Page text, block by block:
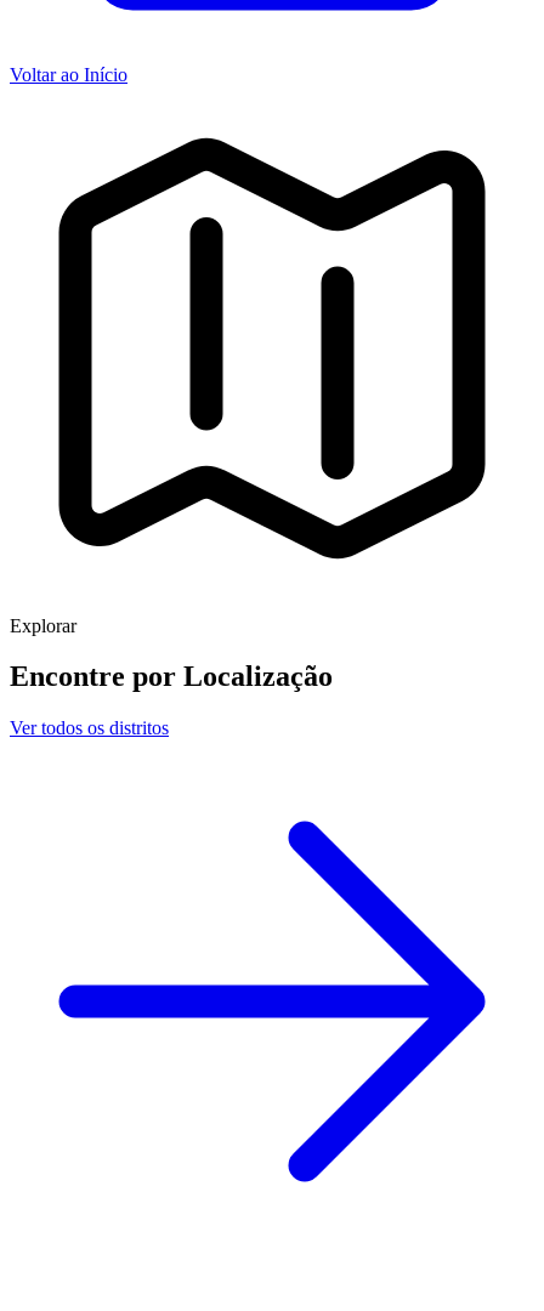
Voltar ao Início
Explorar
Encontre por Localização
Ver todos os distritos